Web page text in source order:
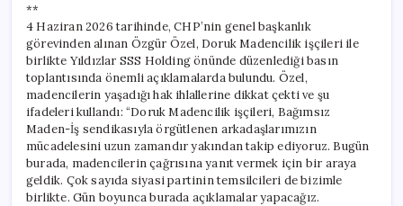
Hakkı
Yeniyor,
Verilen
Sözler
Tutulmuyor!”**
için
**
4 Haziran 2026 tarihinde, CHP’nin genel başkanlık
görevinden alınan Özgür Özel, Doruk Madencilik işçileri ile
birlikte Yıldızlar SSS Holding önünde düzenlediği basın
toplantısında önemli açıklamalarda bulundu. Özel,
madencilerin yaşadığı hak ihlallerine dikkat çekti ve şu
ifadeleri kullandı: “Doruk Madencilik işçileri, Bağımsız
Maden-İş sendikasıyla örgütlenen arkadaşlarımızın
mücadelesini uzun zamandır yakından takip ediyoruz. Bugün
burada, madencilerin çağrısına yanıt vermek için bir araya
geldik. Çok sayıda siyasi partinin temsilcileri de bizimle
birlikte. Gün boyunca burada açıklamalar yapacağız.